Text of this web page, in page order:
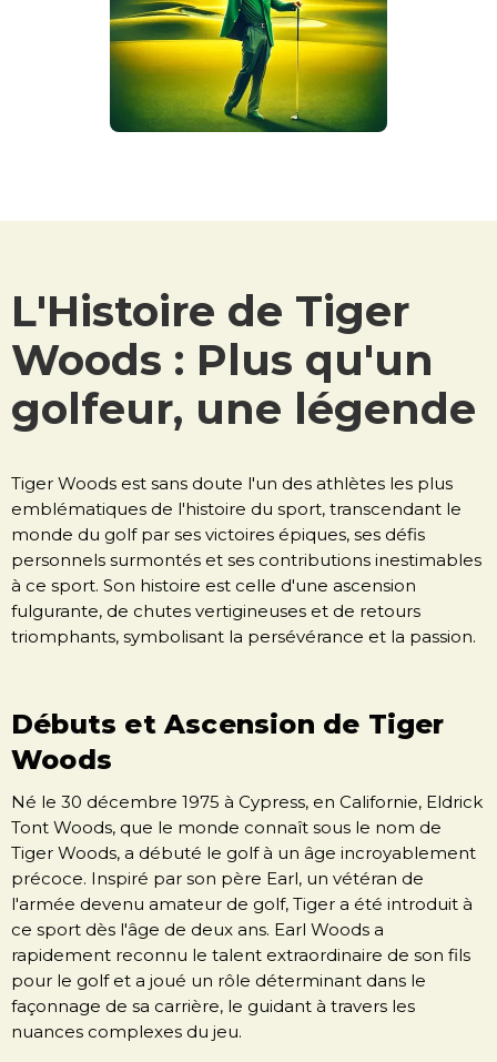
L'Histoire de Tiger
Woods : Plus qu'un
golfeur, une légende
Tiger Woods est sans doute l'un des athlètes les plus
emblématiques de l'histoire du sport, transcendant le
monde du golf par ses victoires épiques, ses défis
personnels surmontés et ses contributions inestimables
à ce sport. Son histoire est celle d'une ascension
fulgurante, de chutes vertigineuses et de retours
triomphants, symbolisant la persévérance et la passion.
Débuts et Ascension de Tiger
Woods
Né le 30 décembre 1975 à Cypress, en Californie, Eldrick
Tont Woods, que le monde connaît sous le nom de
Tiger Woods, a débuté le golf à un âge incroyablement
précoce. Inspiré par son père Earl, un vétéran de
l'armée devenu amateur de golf, Tiger a été introduit à
ce sport dès l'âge de deux ans. Earl Woods a
rapidement reconnu le talent extraordinaire de son fils
pour le golf et a joué un rôle déterminant dans le
façonnage de sa carrière, le guidant à travers les
nuances complexes du jeu.